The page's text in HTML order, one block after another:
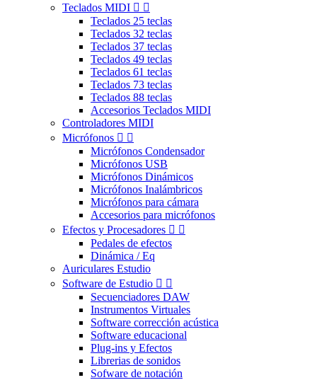
Teclados MIDI  
Teclados 25 teclas
Teclados 32 teclas
Teclados 37 teclas
Teclados 49 teclas
Teclados 61 teclas
Teclados 73 teclas
Teclados 88 teclas
Accesorios Teclados MIDI
Controladores MIDI
Micrófonos  
Micrófonos Condensador
Micrófonos USB
Micrófonos Dinámicos
Micrófonos Inalámbricos
Micrófonos para cámara
Accesorios para micrófonos
Efectos y Procesadores  
Pedales de efectos
Dinámica / Eq
Auriculares Estudio
Software de Estudio  
Secuenciadores DAW
Instrumentos Virtuales
Software corrección acústica
Software educacional
Plug-ins y Efectos
Librerias de sonidos
Sofware de notación